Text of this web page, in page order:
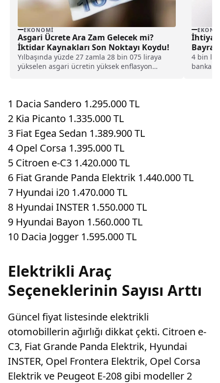
EKONOMI
Asgari Ücrete Ara Zam Gelecek mi?
İktidar Kaynakları Son Noktayı Koydu!
Yılbaşında yüzde 27 zamla 28 bin 075 liraya
yükselen asgari ücretin yüksek enflasyon
kaynakları ise iddialara son noktayı koydu.
İhtiyaç
4 bin
banka
1 Dacia Sandero 1.295.000 TL
2 Kia Picanto 1.335.000 TL
3 Fiat Egea Sedan 1.389.900 TL
4 Opel Corsa 1.395.000 TL
5 Citroen e-C3 1.420.000 TL
6 Fiat Grande Panda Elektrik 1.440.000 TL
7 Hyundai i20 1.470.000 TL
8 Hyundai INSTER 1.550.000 TL
9 Hyundai Bayon 1.560.000 TL
10 Dacia Jogger 1.595.000 TL
Elektrikli Araç
Seçeneklerinin Sayısı Arttı
Güncel fiyat listesinde elektrikli
otomobillerin ağırlığı dikkat çekti. Citroen e-
C3, Fiat Grande Panda Elektrik, Hyundai
INSTER, Opel Frontera Elektrik, Opel Corsa
Elektrik ve Peugeot E-208 gibi modeller 2